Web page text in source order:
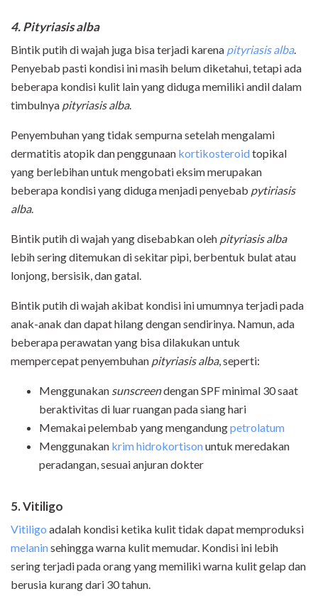
4. Pityriasis alba
Bintik putih di wajah juga bisa terjadi karena pityriasis alba.
Penyebab pasti kondisi ini masih belum diketahui, tetapi ada
beberapa kondisi kulit lain yang diduga memiliki andil dalam
timbulnya pityriasis alba.
Penyembuhan yang tidak sempurna setelah mengalami
dermatitis atopik dan penggunaan kortikosteroidtopikal
yang berlebihan untuk mengobati eksim merupakan
beberapa kondisi yang diduga menjadi penyebab pytiriasis
alba.
Bintik putih di wajah yang disebabkan oleh pityriasis alba
lebih sering ditemukan di sekitar pipi, berbentuk bulat atau
lonjong, bersisik, dan gatal.
Bintik putih di wajah akibat kondisi ini umumnya terjadi pada
anak-anak dan dapat hilang dengan sendirinya. Namun, ada
beberapa perawatan yang bisa dilakukan untuk
mempercepat penyembuhan pityriasis alba, seperti:
Menggunakan sunscreendengan SPF minimal 30 saat
beraktivitas di luar ruangan pada siang hari
Memakai pelembab yang mengandungpetrolatum
Menggunakan krim hidrokortisonuntuk meredakan
peradangan, sesuai anjuran dokter
5. Vitiligo
Vitiligo adalah kondisi ketika kulit tidak dapat memproduksi
melaninsehingga warna kulit memudar. Kondisi ini lebih
sering terjadi pada orang yang memiliki warna kulit gelap dan
berusia kurang dari 30 tahun.